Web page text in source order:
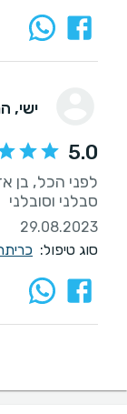
ישי,
5.0
לפני הכל, בן
סבלני וסובלני
29.08.2023
סוג טיפול: